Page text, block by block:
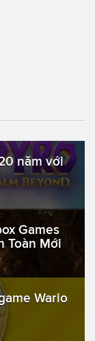
năm với
Games
Toàn Mới
Wario